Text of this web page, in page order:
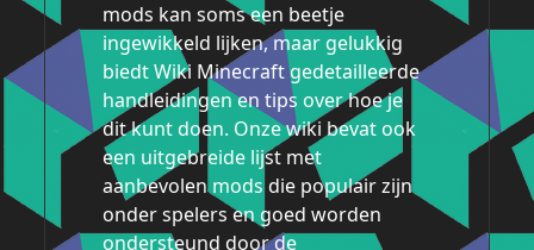
mods kan soms een beetje
ingewikkeld lijken, maar gelukkig
biedt Wiki Minecraft gedetailleerde
handleidingen en tips over hoe je
dit kunt doen. Onze wiki bevat ook
een uitgebreide lijst met
aanbevolen mods die populair zijn
onder spelers en goed worden
ondersteund door de